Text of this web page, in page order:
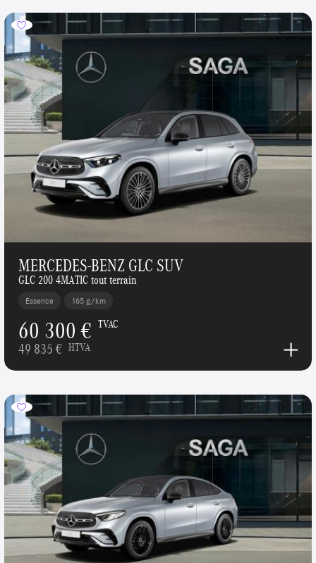
MERCEDES-BENZ GLC SUV
GLC 200 4MATIC tout terrain
Essence 165 g/km
60 300 € TVAC
49 835 € HTVA